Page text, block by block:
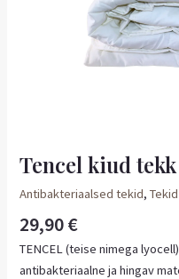
Tencel kiud
Antibakteriaalsed tekid,Tekid
29,90€
TENCEL (teise nimega
antibakteriaalne ja hingav